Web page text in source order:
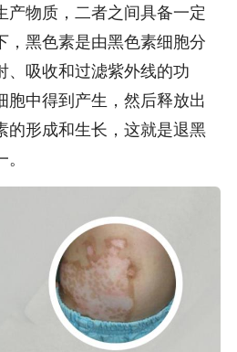
产物质，二者之间具备一定
，黑色素是由黑色素细胞分
、吸收和过滤紫外线的功
胞中得到产生，然后释放出
的形成和生长，这就是退黑